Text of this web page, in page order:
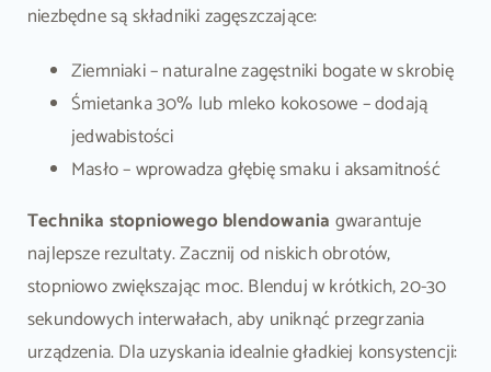
niezbędne są składniki zagęszczające:
Ziemniaki – naturalne zagęstniki bogate w skrobię
Śmietanka 30% lub mleko kokosowe – dodają
jedwabistości
Masło – wprowadza głębię smaku i aksamitność
Technika stopniowego blendowania gwarantuje
najlepsze rezultaty. Zacznij od niskich obrotów,
stopniowo zwiększając moc. Blenduj w krótkich, 20-30
sekundowych interwałach, aby uniknąć przegrzania
urządzenia. Dla uzyskania idealnie gładkiej konsystencji: